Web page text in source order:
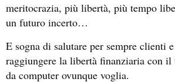
meritocrazia, più libertà, più tempo
un futuro incerto…
E sogna di salutare per sempre clienti
raggiungere la libertà finanziaria con il
da computer ovunque voglia.